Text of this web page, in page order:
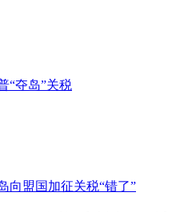
“夺岛”关税
向盟国加征关税“错了”